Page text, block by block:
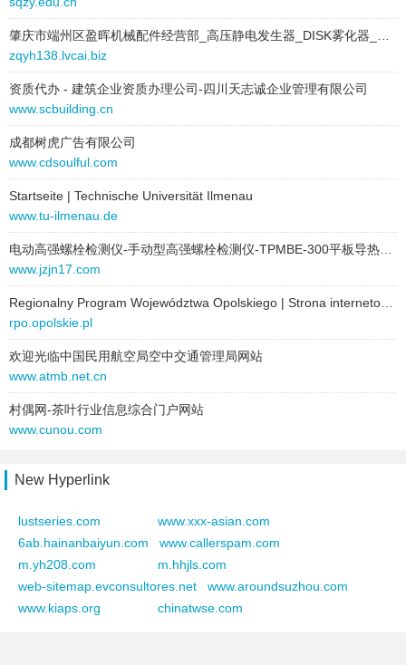
fksd.cn.zj123.com
beiy.cn.zj123.com
tipk.cn.zj123.com
gueh.cn.zj123.com
dupe.cn.zj123.com
kdlb.cn.zj123.com
jgsvb.cn.zj123.com
cvlr.cn.zj123.com
fuzio.cn.zj123.com
osvor.cn.zj123.com
ihqq.cn.zj123.com
mwdka.cn.zj123.com
bpch.cn.zj123.com
zqyh138.lvcai.biz
资质代办 - 建筑企业资质办理公司-四川天志诚企业管理有限公司
www.scbuilding.cn
成都树虎广告有限公司
www.cdsoulful.com
Startseite | Technische Universität Ilmenau
www.tu-ilmenau.de
www.jzjn17.com
rpo.opolskie.pl
欢迎光临中国民用航空局空中交通管理局网站
www.atmb.net.cn
村偶网-茶叶行业信息综合门户网站
www.cunou.com
New Hyperlink
lustseries.com
www.xxx-asian.com
6ab.hainanbaiyun.com
www.callerspam.com
m.yh208.com
m.hhjls.com
web-sitemap.evconsultores.net
www.aroundsuzhou.com
www.kiaps.org
chinatwse.com